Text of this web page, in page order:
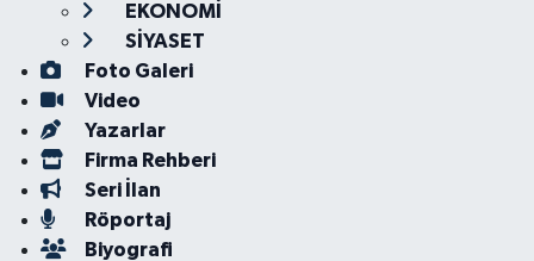
EKONOMİ
SİYASET
Foto Galeri
Video
Yazarlar
Firma Rehberi
Seri İlan
Röportaj
Biyografi